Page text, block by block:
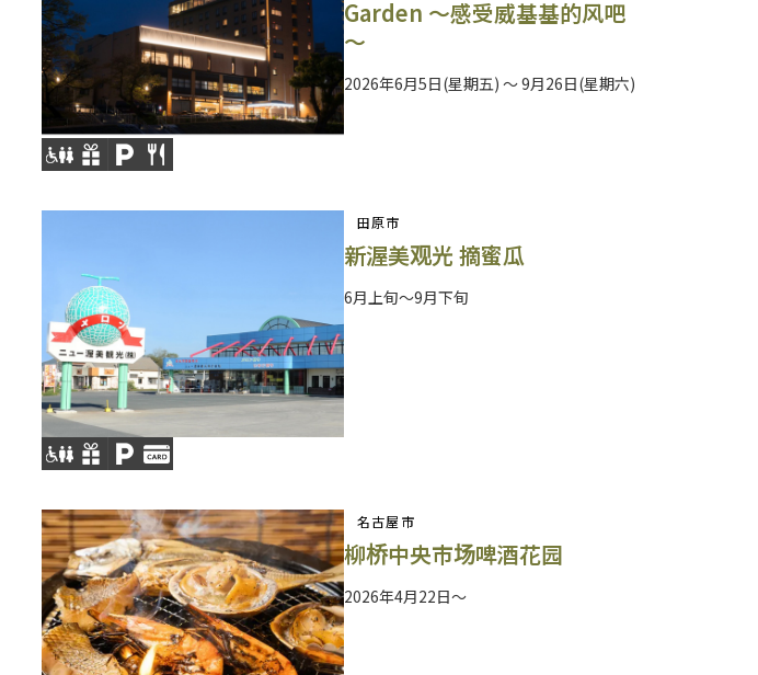
Garden ～感受威基基的风吧
～
2026年6月5日(星期五) ～ 9月26日(星期六)
田原市
新渥美观光 摘蜜瓜
6月上旬～9月下旬
名古屋市
柳桥中央市场啤酒花园
2026年4月22日～